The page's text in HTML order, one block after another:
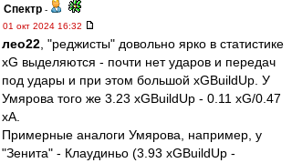
Спектр -
01 окт 2024 16:32
лео22 , "реджисты" довольно ярко в статистике
xG выделяются - почти нет ударов и передач
под удары и при этом большой xGBuildUp. У
Умярова того же 3.23 xGBuildUp - 0.11 xG/0.47
xA.
Примерные аналоги Умярова, например, у
"Зенита" - Клаудиньо (3.93 xGBuildUp -